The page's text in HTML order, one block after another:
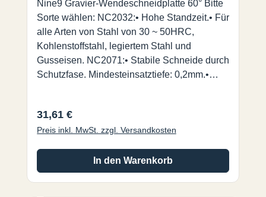
Nine9 Gravier-Wendeschneidplatte 60° Bitte
Sorte wählen: NC2032:• Hohe Standzeit.• Für
alle Arten von Stahl von 30 ~ 50HRC,
Kohlenstoffstahl, legiertem Stahl und
Gusseisen. NC2071:• Stabile Schneide durch
Schutzfase. Mindesteinsatztiefe: 0,2mm.•
ALDURA Beschichtung, extrem
hitzebeständig bei
gehärteten Stahl bis zu 56HRC. NC9031:•
Hochpositive durchgehend geschliffene
Regulärer Preis:
31,61 €
Preis inkl. MwSt. zzgl. Versandkosten
In den Warenkorb